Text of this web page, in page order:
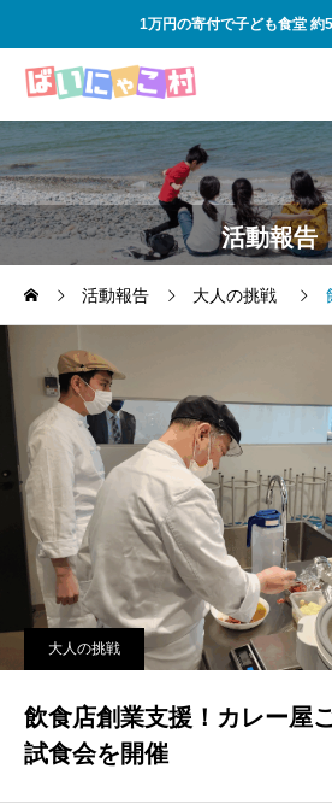
1万円の寄付で子ども食堂 約
活動報告
活動報告 大人の挑戦
大人の挑戦
飲食店創業支援！カレー屋
試食会を開催